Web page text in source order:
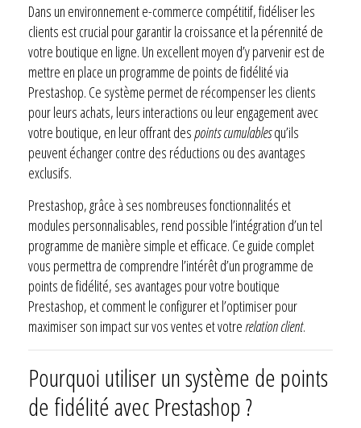
Dans un environnement e-commerce compétitif, fidéliser les
clients est crucial pour garantir la croissance et la pérennité de
votre boutique en ligne. Un excellent moyen d’y parvenir est de
mettre en place un programme de points de fidélité via
Prestashop. Ce système permet de récompenser les clients
pour leurs achats, leurs interactions ou leur engagement avec
votre boutique, en leur offrant despoints cumulablesqu’ils
peuvent échanger contre des réductions ou des avantages
exclusifs.
Prestashop, grâce à ses nombreuses fonctionnalités et
modules personnalisables, rend possible l’intégration d’un tel
programme de manière simple et efficace. Ce guide complet
vous permettra de comprendre l’intérêt d’un programme de
points de fidélité, ses avantages pour votre boutique
Prestashop, et comment le configurer et l’optimiser pour
maximiser son impact sur vos ventes et votre relation client.
Pourquoi utiliser un système de points
de fidélité avec Prestashop ?